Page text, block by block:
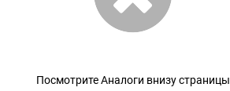
Посмотрите Аналоги внизу страницы